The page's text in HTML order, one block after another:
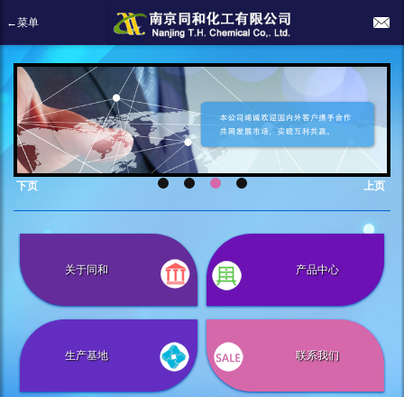
←菜单
上页
下页
关于同和 产品中心
生产基地 联系我们